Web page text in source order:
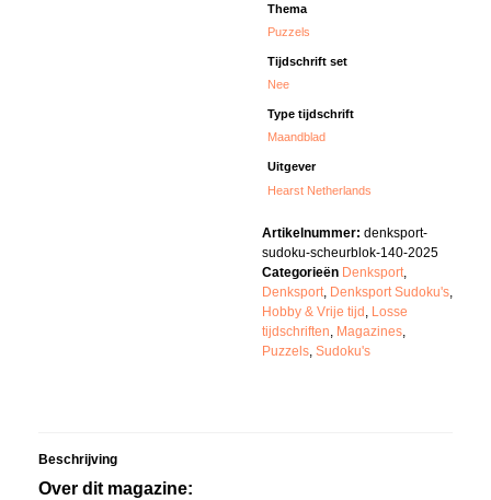
Thema
Puzzels
Tijdschrift set
Nee
Type tijdschrift
Maandblad
Uitgever
Hearst Netherlands
Artikelnummer: denksport-
sudoku-scheurblok-140-2025
Categorieën Denksport,
Denksport, Denksport Sudoku's,
Hobby & Vrije tijd , Losse
tijdschriften, Magazines,
Puzzels, Sudoku's
Beschrijving
Over dit magazine: